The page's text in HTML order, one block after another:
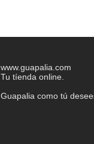
www.guapalia.com
Tu tíenda online.
Guapalia como tú